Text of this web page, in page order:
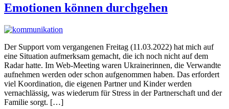
Emotionen können durchgehen
Der Support vom vergangenen Freitag (11.03.2022) hat mich auf
eine Situation aufmerksam gemacht, die ich noch nicht auf dem
Radar hatte. Im Web-Meeting waren Ukrainerinnen, die Verwandte
aufnehmen werden oder schon aufgenommen haben. Das erfordert
viel Koordination, die eigenen Partner und Kinder werden
vernachlässig, was wiederum für Stress in der Partnerschaft und der
Familie sorgt. […]